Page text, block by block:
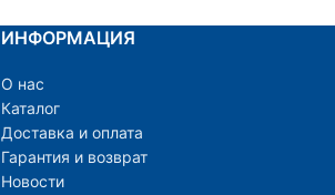
ИНФОРМАЦИЯ
О нас
Каталог
Доставка и оплата
Гарантия и возврат
Новости